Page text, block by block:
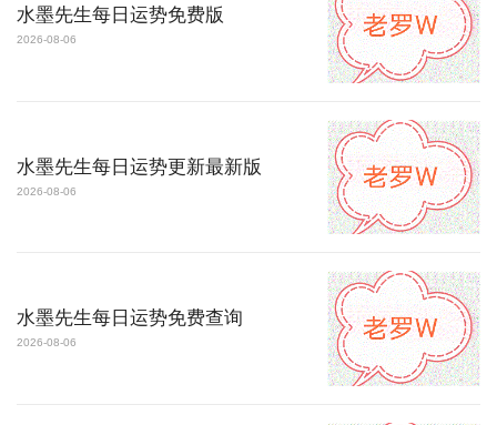
水墨先生每日运势免费版
2026-08-06
水墨先生每日运势更新最新版
2026-08-06
水墨先生每日运势免费查询
2026-08-06